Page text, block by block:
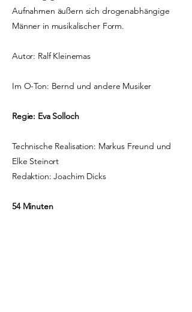
Aufnahmen äußern sich drogenabhängige
Männer in musikalischer Form.
Autor: Ralf Kleinemas
Im O-Ton: Bernd und andere Musiker
Regie: Eva Solloch
Technische Realisation: Markus Freund und
Elke Steinort
Redaktion: Joachim Dicks
54 Minuten